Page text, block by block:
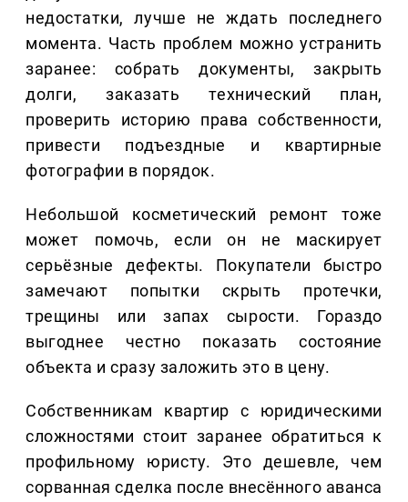
недостатки, лучше не ждать последнего
момента. Часть проблем можно устранить
заранее: собрать документы, закрыть
долги, заказать технический план,
проверить историю права собственности,
привести подъездные и квартирные
фотографии в порядок.
Небольшой косметический ремонт тоже
может помочь, если он не маскирует
серьёзные дефекты. Покупатели быстро
замечают попытки скрыть протечки,
трещины или запах сырости. Гораздо
выгоднее честно показать состояние
объекта и сразу заложить это в цену.
Собственникам квартир с юридическими
сложностями стоит заранее обратиться к
профильному юристу. Это дешевле, чем
сорванная сделка после внесённого аванса